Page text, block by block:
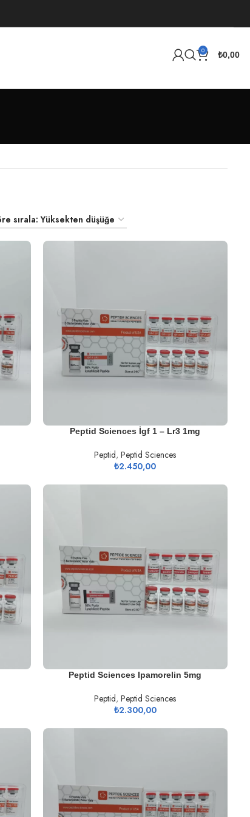
0 ₺0,00
SEPETE EKLEPeptid Sciences İgf 1 – Lr3 1mg
Peptid,Peptid Sciences
₺2.450,00
SEPETE EKLE
Peptid Sciences Ipamorelin 5mg
Peptid,Peptid Sciences
₺2.300,00